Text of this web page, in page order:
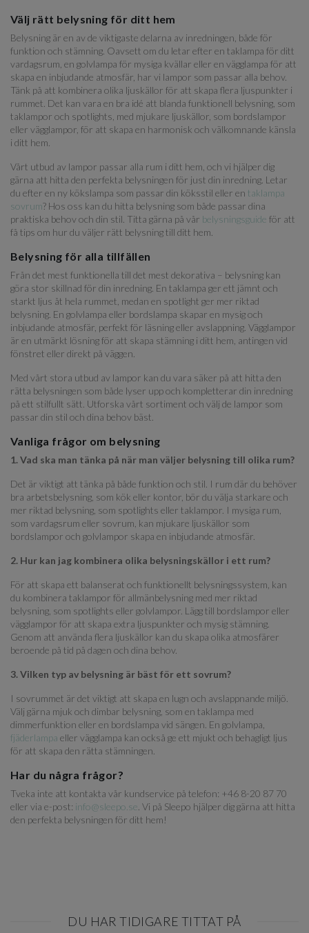
Välj rätt belysning för ditt hem
Belysning är en av de viktigaste delarna av inredningen, både för
funktion och stämning. Oavsett om du letar efter en taklampa för ditt
vardagsrum, en golvlampa för mysiga kvällar eller en vägglampa för att
skapa en inbjudande atmosfär, har vi lampor som passar alla behov.
Tänk på att kombinera olika ljuskällor för att skapa flera ljuspunkter i
rummet. Det kan vara en bra idé att blanda funktionell belysning, som
taklampor och spotlights, med mjukare ljuskällor, som bordslampor
eller vägglampor, för att skapa en harmonisk och välkomnande känsla
i ditt hem.
Vårt utbud av lampor passar alla rum i ditt hem, och vi hjälper dig
gärna att hitta den perfekta belysningen för just din inredning. Letar
du efter en ny kökslampa som passar din köksstil eller en taklampa
sovrum? Hos oss kan du hitta belysning som både passar dina
praktiska behov och din stil. Titta gärna på vår belysningsguide för att
få tips om hur du väljer rätt belysning till ditt hem.
Belysning för alla tillfällen
Från det mest funktionella till det mest dekorativa – belysning kan
göra stor skillnad för din inredning. En taklampa ger ett jämnt och
starkt ljus åt hela rummet, medan en spotlight ger mer riktad
belysning. En golvlampa eller bordslampa skapar en mysig och
inbjudande atmosfär, perfekt för läsning eller avslappning. Vägglampor
är en utmärkt lösning för att skapa stämning i ditt hem, antingen vid
fönstret eller direkt på väggen.
Med vårt stora utbud av lampor kan du vara säker på att hitta den
rätta belysningen som både lyser upp och kompletterar din inredning
på ett stilfullt sätt. Utforska vårt sortiment och välj de lampor som
passar din stil och dina behov bäst.
Vanliga frågor om belysning
1. Vad ska man tänka på när man väljer belysning till olika rum?
Det är viktigt att tänka på både funktion och stil. I rum där du behöver
bra arbetsbelysning, som kök eller kontor, bör du välja starkare och
mer riktad belysning, som spotlights eller taklampor. I mysiga rum,
som vardagsrum eller sovrum, kan mjukare ljuskällor som
bordslampor och golvlampor skapa en inbjudande atmosfär.
2. Hur kan jag kombinera olika belysningskällor i ett rum?
För att skapa ett balanserat och funktionellt belysningssystem, kan
du kombinera taklampor för allmänbelysning med mer riktad
belysning, som spotlights eller golvlampor. Lägg till bordslampor eller
vägglampor för att skapa extra ljuspunkter och mysig stämning.
Genom att använda flera ljuskällor kan du skapa olika atmosfärer
beroende på tid på dagen och dina behov.
3. Vilken typ av belysning är bäst för ett sovrum?
I sovrummet är det viktigt att skapa en lugn och avslappnande miljö.
Välj gärna mjuk och dimbar belysning, som en taklampa med
dimmerfunktion eller en bordslampa vid sängen. En golvlampa,
fjäderlampa eller vägglampa kan också ge ett mjukt och behagligt ljus
för att skapa den rätta stämningen.
Har du några frågor?
Tveka inte att kontakta vår kundservice på telefon: +46 8-20 87 70
eller via e-post: info@sleepo.se . Vi på Sleepo hjälper dig gärna att hitta
den perfekta belysningen för ditt hem!
DU HAR TIDIGARE TITTAT PÅ